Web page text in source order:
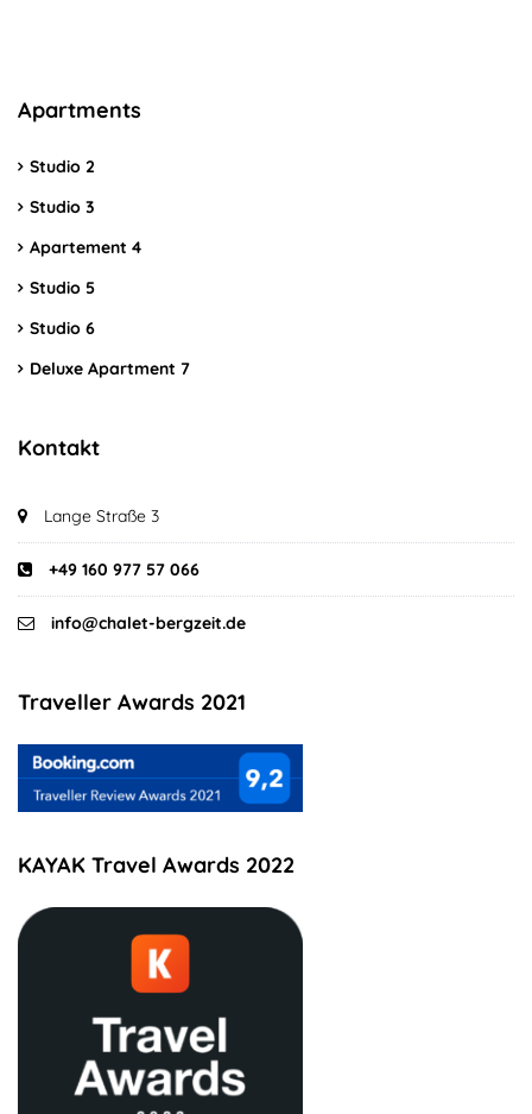
Apartments
Studio 2
Studio 3
Apartement 4
Studio 5
Studio 6
Deluxe Apartment 7
Kontakt
Lange Straße 3
+49 160 977 57 066
info@chalet-bergzeit.de
Traveller Awards 2021
KAYAK Travel Awards 2022